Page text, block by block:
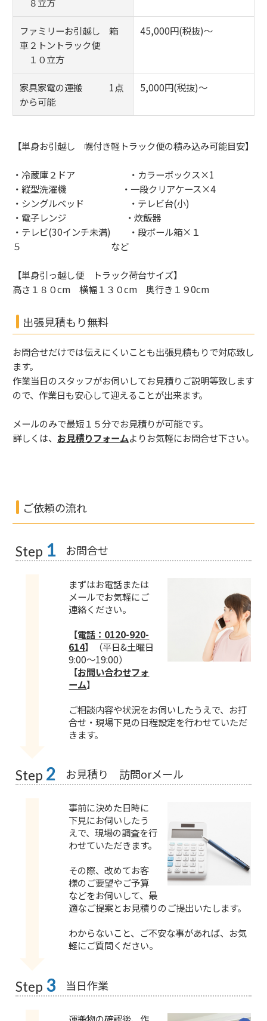
ファミリーお引越し 箱
車２トントラック便
１０立方
45,000円(税抜)～
家具家電の運搬 1点
から可能
5,000円(税抜)～
【単身お引越し 幌付き軽トラック便の積み込み可能目安】
・冷蔵庫２ドア ・カラーボックス×1
・縦型洗濯機 ・一段クリアケース×4
・シングルベッド ・テレビ台(小)
・電子レンジ ・炊飯器
・テレビ(30インチ未満) ・段ボール箱×１
５ など
【単身引っ越し便 トラック荷台サイズ】
高さ１８０cm 横幅１３０cm 奥行き１９0cm
出張見積もり無料
お問合せだけでは伝えにくいことも出張見積もりで対応致し
ます。
作業当日のスタッフがお伺いしてお見積りご説明等致します
ので、作業日も安心して迎えることが出来ます。
メールのみで最短１５分でお見積りが可能です。
詳しくは、 お見積りフォームよりお気軽にお問合せ下さい。
ご依頼の流れ
Step 1 お問合せ
まずはお電話または
メールでお気軽にご
連絡ください。
【電話：0120-920-
614】
（平日&土曜日
9:00～19:00）
【お問い合わせフォ
ーム】
ご相談内容や状況をお伺いしたうえで、お打
合せ・現場下見の日程設定を行わせていただ
きます。
Step 2 お見積り 訪問orメール
事前に決めた日時に
下見にお伺いしたう
えで、現場の調査を行
わせていただきます。
その際、改めてお客
様のご要望やご予算
などをお伺いして、最
適なご提案とお見積りのご提出いたします。
わからないこと、ご不安な事があれば、お気
軽にご質問ください。
Step 3 当日作業